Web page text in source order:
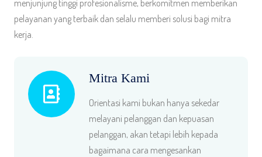
menjunjung tinggi profesionalisme, berkomitmen memberikan
pelayanan yang terbaik dan selalu memberi solusi bagi mitra
kerja.
Mitra Kami
Orientasi kami bukan hanya sekedar
melayani pelanggan dan kepuasan
pelanggan, akan tetapi lebih kepada
bagaimana cara mengesankan